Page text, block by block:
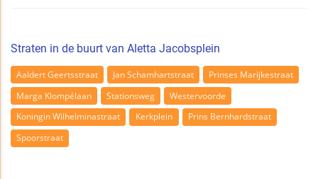
Straten in de buurt van Aletta Jacobsplein
Aaldert Geertsstraat Jan Schamhartstraat
Prinses Marijkestraat
Marga Klompélaan
Stationsweg
Westervoorde
Koningin Wilhelminastraat
Kerkplein
Prins Bernhardstraat
Spoorstraat